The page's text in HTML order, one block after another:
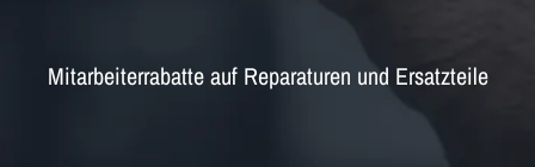
Mitarbeiterrabatte auf Reparaturen und Ersatzteile